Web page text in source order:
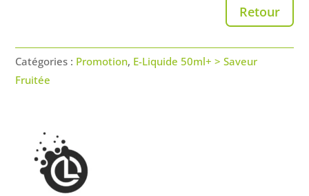
/
0mg
Retour
Catégories : Promotion, E-Liquide 50ml+ > Saveur
Fruitée